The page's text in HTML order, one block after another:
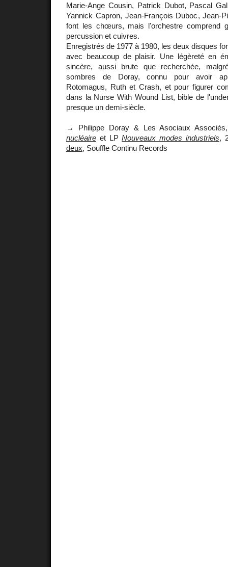
Marie-Ange Cousin, Patrick Dubot, Pascal
Yannick Capron, Jean-François Duboc, Jean-
font les chœurs, mais l'orchestre comprend
percussion et cuivres.
Enregistrés de 1977 à 1980, les deux disques
avec beaucoup de plaisir. Une légèreté en
sincère, aussi brute que recherchée,
sombres de Doray, connu pour avoir
Rotomagus, Ruth et Crash, et pour figurer
dans la Nurse With Wound List, bible de
presque un demi-siècle.
→ Philippe Doray & Les Asociaux
nucléaire et LPNouveaux modes industriels,
deux, Souffle Continu Records